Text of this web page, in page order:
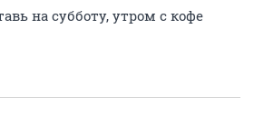
на субботу, утром с кофе